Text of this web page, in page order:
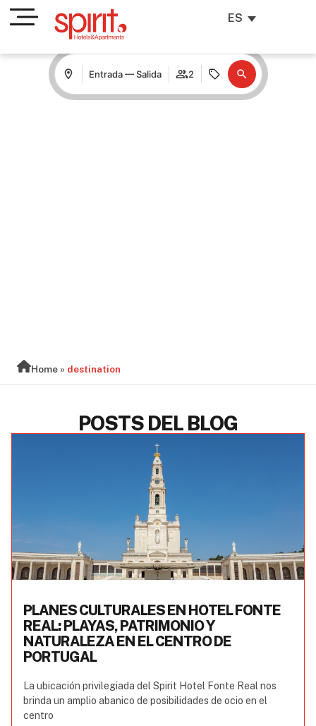
ES
Entrada — Salida 2
Home » destination
POSTS DEL BLOG
PLANES CULTURALES EN HOTEL FONTE
REAL: PLAYAS, PATRIMONIO Y
NATURALEZA EN EL CENTRO DE
PORTUGAL
La ubicación privilegiada del Spirit Hotel Fonte Real nos
brinda un amplio abanico de posibilidades de ocio en el
centro